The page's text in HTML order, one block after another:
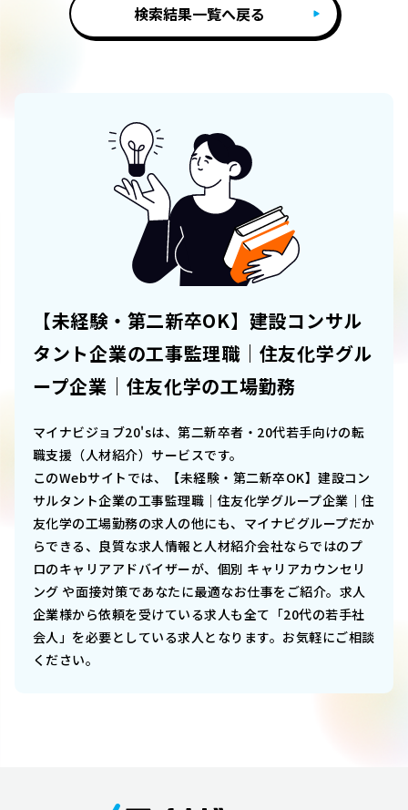
検索結果一覧へ戻る
【未経験・第二新卒OK】建設コンサル
タント企業の工事監理職｜住友化学グル
ープ企業｜住友化学の工場勤務
マイナビジョブ20'sは、第二新卒者・20代若手向けの転
職支援（人材紹介）サービスです。
このWebサイトでは、
【未経験・第二新卒OK】建設コン
サルタント企業の工事監理職｜住友化学グループ企業｜住
友化学の工場勤務の求人の他にも、マイナビグループだか
らできる、良質な求人情報と人材紹介会社ならではのプ
ロのキャリアアドバイザーが、個別 キャリアカウンセリ
ング や面接対策であなたに最適なお仕事をご紹介。求人
企業様から依頼を受けている求人も全て「20代の若手社
会人」を必要としている求人となります。お気軽にご相談
ください。